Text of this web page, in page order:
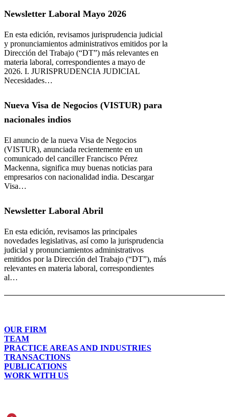
Newsletter Laboral Mayo 2026
­En esta edición, revisamos jurisprudencia judicial
y pronunciamientos administrativos emitidos por la
Dirección del Trabajo (“DT”) más relevantes en
materia laboral, correspondientes a mayo de
2026. ­I. JURISPRUDENCIA JUDICIAL
Necesidades…
Nueva Visa de Negocios (VISTUR) para
nacionales indios
El anuncio de la nueva Visa de Negocios
(VISTUR), anunciada recientemente en un
comunicado del canciller Francisco Pérez
Mackenna, significa muy buenas noticias para
empresarios con nacionalidad india. Descargar
Visa…
Newsletter Laboral Abril
En esta edición, revisamos las principales
novedades legislativas, así como la jurisprudencia
judicial y pronunciamientos administrativos
emitidos por la Dirección del Trabajo (“DT”), más
relevantes en materia laboral, correspondientes
al…
OUR FIRM
TEAM
PRACTICE AREAS AND INDUSTRIES
TRANSACTIONS
PUBLICATIONS
WORK WITH US